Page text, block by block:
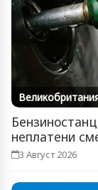
неплатени
3 Август 2026